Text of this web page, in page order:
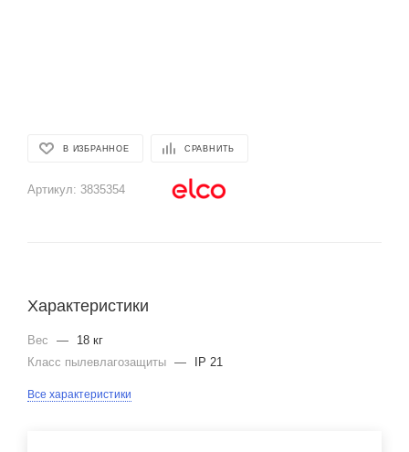
В ИЗБРАННОЕ СРАВНИТЬ
Артикул: 3835354
Характеристики
Вес —
18 кг
Класс пылевлагозащиты — IP 21
Все характеристики